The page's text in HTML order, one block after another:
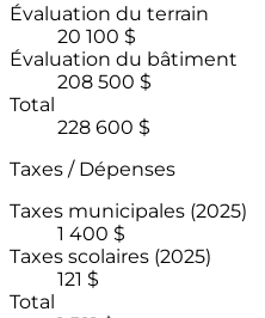
Évaluation du terrain
20 100 $
Évaluation du bâtiment
208 500 $
Total
228 600 $
Taxes / Dépenses
Taxes municipales (2025)
1 400 $
Taxes scolaires (2025)
121 $
Total